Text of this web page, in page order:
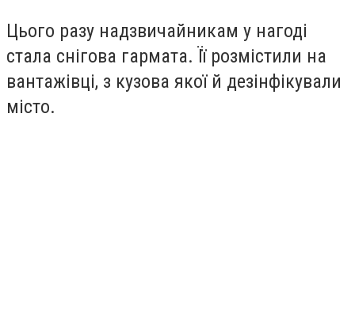
Цього разу надзвичайникам у нагоді
стала снігова гармата. Її розмістили на
вантажівці, з кузова якої й дезінфікували
місто.